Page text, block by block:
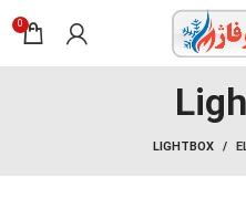
0
LIGHTBOX